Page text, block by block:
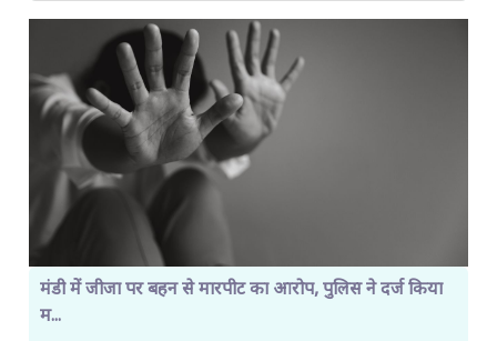
मंडी में जीजा पर बहन से मारपीट का आरोप, पुलिस ने दर्ज किया
म...